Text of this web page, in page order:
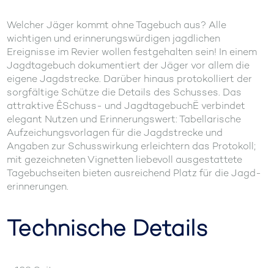
Welcher Jäger kommt ohne Tagebuch aus? Alle
wichtigen und erinnerungswürdigen jagdlichen
Ereignisse im Revier wollen festgehalten sein! In einem
Jagdtagebuch dokumentiert der Jäger vor allem die
eigene Jagdstrecke. Darüber hinaus protokolliert der
sorgfältige Schütze die Details des Schusses. Das
attraktive ÊSchuss- und JagdtagebuchË verbindet
elegant Nutzen und Erinnerungswert: Tabellarische
Aufzeichungsvorlagen für die Jagdstrecke und
Angaben zur Schusswirkung erleichtern das Protokoll;
mit gezeichneten Vignetten liebevoll ausgestattete
Tagebuchseiten bieten ausreichend Platz für die Jagd-
erinnerungen.
Technische Details